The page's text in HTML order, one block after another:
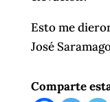
Esto me
José
Comparte